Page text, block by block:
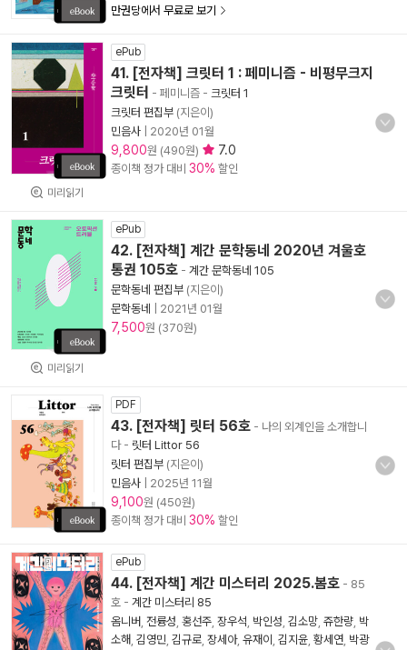
만권당에서 무료로 보기
미리읽기
ePub
41. [전자책] 크릿터 1 : 페미니즘 - 비평무크지
크릿터 - 페미니즘 - 크릿터 1
크릿터 편집부 (지은이)
민음사
2020년 01월
9,800원 (490원) 7.0
종이책 정가 대비 30% 할인
미리읽기
ePub
42. [전자책] 계간 문학동네 2020년 겨울호
통권 105호 - 계간 문학동네 105
문학동네 편집부 (지은이)
문학동네
2021년 01월
7,500원 (370원)
PDF
43. [전자책] 릿터 56호 - 나의 외계인을 소개합니
다- 릿터 Littor 56
릿터 편집부 (지은이)
민음사
2025년 11월
9,100원 (450원)
종이책 정가 대비 30% 할인
ePub
44. [전자책] 계간 미스터리 2025.봄호 - 85
호 - 계간 미스터리 85
옴니버 전륭성 홍선주 장우석 박인성 김소망 쥬한량 박
소해 김영민 김규로 장세아, 유재이 김지윤 황세연 박광